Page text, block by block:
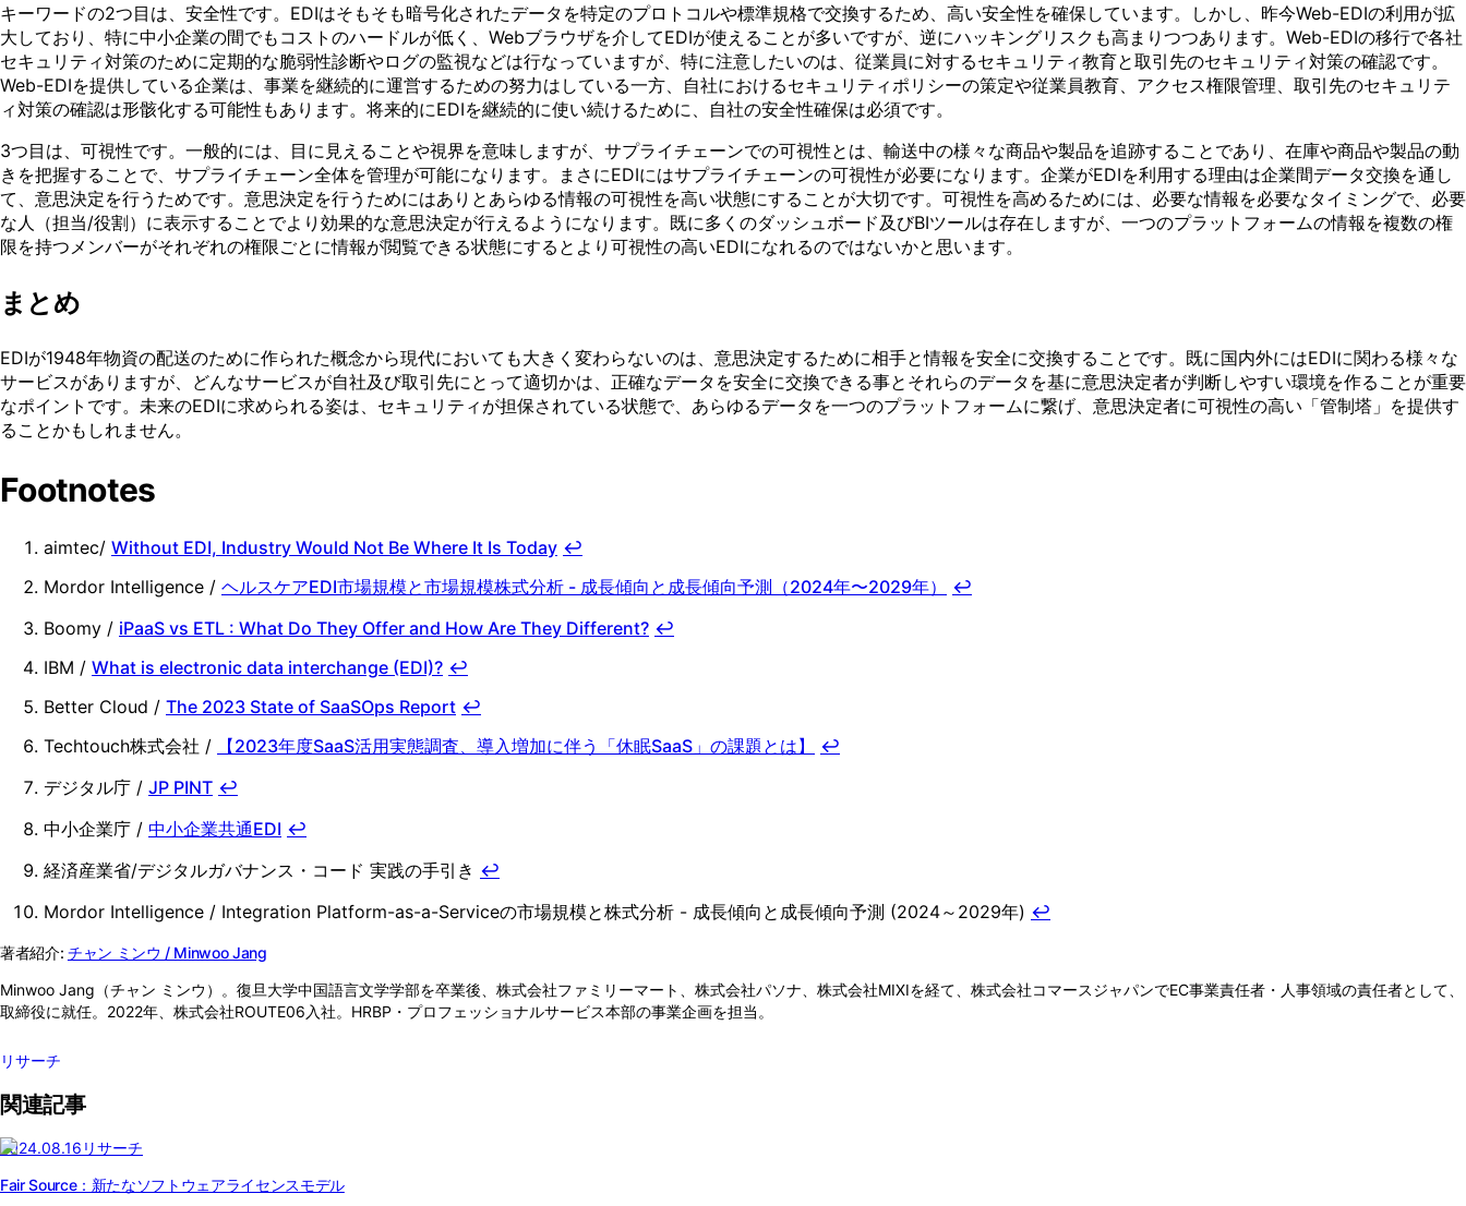
キーワードの2つ目は、安全性です。EDIはそもそも暗号化されたデータを特定のプロトコルや標準規格で交換するため、高い安全性を確保しています。しかし、昨今Web-EDIの利用が拡
大しており、特に中小企業の間でもコストのハードルが低く、Webブラウザを介してEDIが使えることが多いですが、逆にハッキングリスクも高まりつつあります。Web-EDIの移行で各社
セキュリティ対策のために定期的な脆弱性診断やログの監視などは行なっていますが、特に注意したいのは、従業員に対するセキュリティ教育と取引先のセキュリティ対策の確認です。
Web-EDIを提供している企業は、事業を継続的に運営するための努力はしている一方、自社におけるセキュリティポリシーの策定や従業員教育、アクセス権限管理、取引先のセキュリテ
ィ対策の確認は形骸化する可能性もあります。将来的にEDIを継続的に使い続けるために、自社の安全性確保は必須です。
3つ目は、可視性です。一般的には、目に見えることや視界を意味しますが、サプライチェーンでの可視性とは、輸送中の様々な商品や製品を追跡することであり、在庫や商品や製品の動
きを把握することで、サプライチェーン全体を管理が可能になります。まさにEDIにはサプライチェーンの可視性が必要になります。企業がEDIを利用する理由は企業間データ交換を通し
て、意思決定を行うためです。意思決定を行うためにはありとあらゆる情報の可視性を高い状態にすることが大切です。可視性を高めるためには、必要な情報を必要なタイミングで、必要
な人（担当/役割）に表示することでより効果的な意思決定が行えるようになります。既に多くのダッシュボード及びBIツールは存在しますが、一つのプラットフォームの情報を複数の権
限を持つメンバーがそれぞれの権限ごとに情報が閲覧できる状態にするとより可視性の高いEDIになれるのではないかと思います。
まとめ
EDIが1948年物資の配送のために作られた概念から現代においても大きく変わらないのは、意思決定するために相手と情報を安全に交換することです。既に国内外にはEDIに関わる様々な
サービスがありますが、どんなサービスが自社及び取引先にとって適切かは、正確なデータを安全に交換できる事とそれらのデータを基に意思決定者が判断しやすい環境を作ることが重要
なポイントです。未来のEDIに求められる姿は、セキュリティが担保されている状態で、あらゆるデータを一つのプラットフォームに繋げ、意思決定者に可視性の高い「管制塔」を提供す
ることかもしれません。
Footnotes
aimtec/ Without EDI, Industry Would Not Be Where It Is Today ↩
Mordor Intelligence / ヘルスケアEDI市場規模と市場規模株式分析 - 成長傾向と成長傾向予測（2024年〜2029年）
↩
Boomy / iPaaS vs ETL : What Do They Offer and How Are They Different? ↩
IBM / What is electronic data interchange (EDI)? ↩
Better Cloud / The 2023 State of SaaSOps Report ↩
Techtouch株式会社 /
【2023年度SaaS活用実態調査、導入増加に伴う「休眠SaaS」の課題とは】
↩
デジタル庁 / JP PINT ↩
中小企業庁 / 中小企業共通EDI ↩
経済産業省/デジタルガバナンス・コード 実践の手引き ↩
Mordor Intelligence / Integration Platform-as-a-Serviceの市場規模と株式分析 - 成長傾向と成長傾向予測 (2024～2029年) ↩
著者紹介: チャン ミンウ / Minwoo Jang
Minwoo Jang（チャン ミンウ）。復旦大学中国語言文学学部を卒業後、株式会社ファミリーマート、株式会社パソナ、株式会社MIXIを経て、株式会社コマースジャパンでEC事業責任者・人事領域の責任者として、
取締役に就任。2022年、株式会社ROUTE06入社。HRBP・プロフェッショナルサービス本部の事業企画を担当。
リサーチ
関連記事
2024.08.16 リサーチ
Fair Source：新たなソフトウェアライセンスモデル